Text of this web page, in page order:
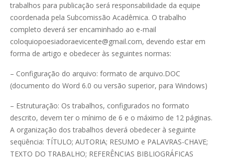
trabalhos para publicação será responsabilidade da equipe
coordenada pela Subcomissão Acadêmica. O trabalho
completo deverá ser encaminhado ao e-mail
coloquiopoesiadoraevicente@gmail.com, devendo estar em
forma de artigo e obedecer às seguintes normas:
– Configuração do arquivo: formato de arquivo.DOC
(documento do Word 6.0 ou versão superior, para Windows)
– Estruturação: Os trabalhos, configurados no formato
descrito, devem ter o mínimo de 6 e o máximo de 12 páginas.
A organização dos trabalhos deverá obedecer à seguinte
seqüência: TÍTULO; AUTORIA; RESUMO e PALAVRAS-CHAVE;
TEXTO DO TRABALHO; REFERÊNCIAS BIBLIOGRÁFICAS